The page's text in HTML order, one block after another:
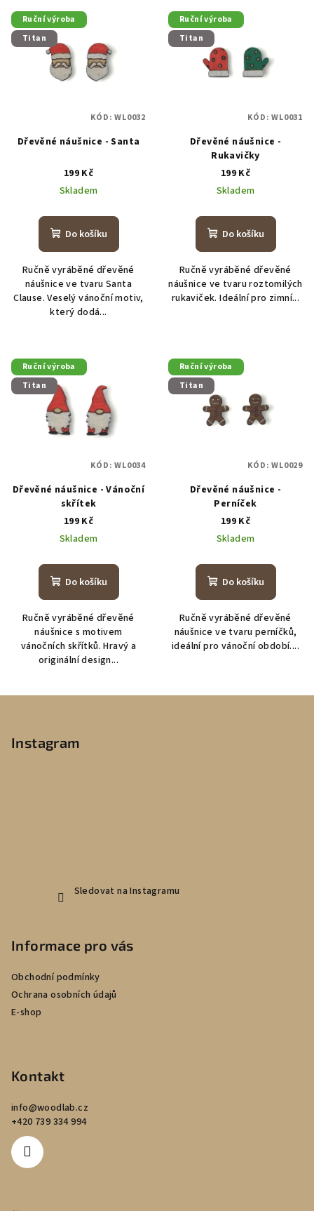
Ruční výroba
Titan
Dřevěné náušnice - Santa
199 Kč
Skladem
Do košíku
Ručně vyráběné dřevěné
náušnice ve tvaru Santa
Clause. Veselý vánoční motiv,
který dodá...
KÓD:WL0032
Ruční výroba
Titan
Dřevěné náušnice -
Rukavičky
199 Kč
Skladem
Do košíku
Ručně vyráběné dřevěné
náušnice ve tvaru roztomilých
rukaviček. Ideální pro zimní...
KÓD:WL0031
Ruční výroba
Titan
Dřevěné náušnice - Vánoční
skřítek
199 Kč
Skladem
Do košíku
Ručně vyráběné dřevěné
náušnice s motivem
vánočních skřítků. Hravý a
originální design...
KÓD:WL0034
Ruční výroba
Titan
Dřevěné náušnice -
Perníček
199 Kč
Skladem
Do košíku
Ručně vyráběné dřevěné
náušnice ve tvaru perníčků,
ideální pro vánoční období....
KÓD:WL0029
Instagram
Sledovat na Instagramu
Informace pro vás
Obchodní podmínky
Ochrana osobních údajů
E-shop
Kontakt
info@woodlab.cz
+420 739 334 994